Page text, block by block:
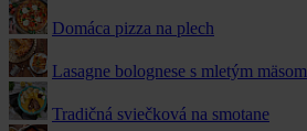
Domáca pizza na plech
Lasagne bolognese s mletým mäsom
Tradičná sviečková na smotane